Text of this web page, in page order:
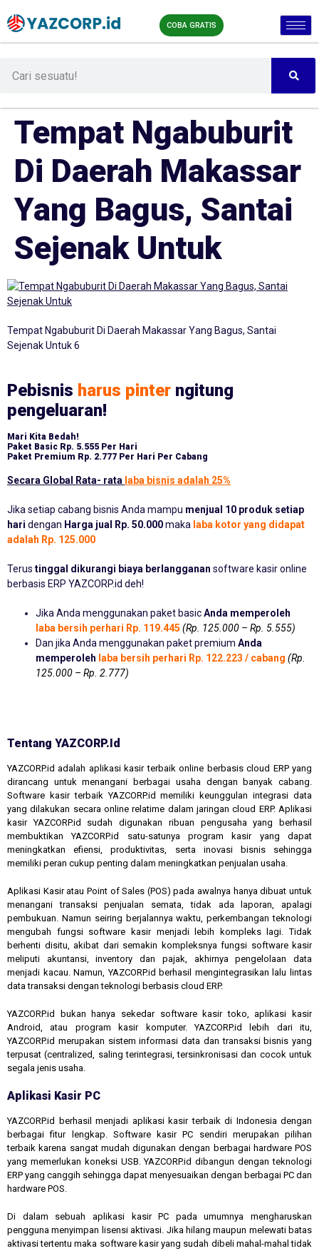
COBA GRATIS
Tempat Ngabuburit
Di Daerah Makassar
Yang Bagus, Santai
Sejenak Untuk
Tempat Ngabuburit Di Daerah Makassar Yang Bagus, Santai
Sejenak Untuk 6
Pebisnis harus pinter ngitung
pengeluaran!
Mari Kita Bedah!
Paket Basic Rp. 5.555 Per Hari
Paket Premium Rp. 2.777 Per Hari Per Cabang
Secara Global Rata- rata laba bisnis adalah 25%
Jika setiap cabang bisnis Anda mampu menjual 10 produk setiap
hari dengan Harga jual Rp. 50.000maka laba kotor yang didapat
adalah Rp. 125.000
Terus tinggal dikurangi biaya berlangganan software kasir online
berbasis ERP YAZCORP.id deh!
Jika Anda menggunakan paket basicAnda memperoleh
laba bersih perhari Rp. 119.445 (Rp. 125.000 – Rp. 5.555)
Dan jika Anda menggunakan paket premium Anda
memperoleh laba bersih perhari Rp. 122.223 / cabang (Rp.
125.000 – Rp. 2.777)
Tentang YAZCORP.id
YAZCORP.id adalah aplikasi kasir terbaik online berbasis cloud ERP yang
dirancang untuk menangani berbagai usaha dengan banyak cabang.
Software kasir terbaik YAZCORP.id memiliki keunggulan integrasi data
yang dilakukan secara online relatime dalam jaringan cloud ERP. Aplikasi
kasir YAZCORP.id sudah digunakan ribuan pengusaha yang berhasil
membuktikan YAZCORP.id satu-satunya program kasir yang dapat
meningkatkan efiensi, produktivitas, serta inovasi bisnis sehingga
memiliki peran cukup penting dalam meningkatkan penjualan usaha.
Aplikasi Kasir atau Point of Sales (POS) pada awalnya hanya dibuat untuk
menangani transaksi penjualan semata, tidak ada laporan, apalagi
pembukuan. Namun seiring berjalannya waktu, perkembangan teknologi
mengubah fungsi software kasir menjadi lebih kompleks lagi. Tidak
berhenti disitu, akibat dari semakin kompleksnya fungsi software kasir
meliputi akuntansi, inventory dan pajak, akhirnya pengelolaan data
menjadi kacau. Namun, YAZCORP.id berhasil mengintegrasikan lalu lintas
data transaksi dengan teknologi berbasis cloud ERP.
YAZCORP.id bukan hanya sekedar software kasir toko, aplikasi kasir
Android, atau program kasir komputer. YAZCORP.id lebih dari itu,
YAZCORP.id merupakan sistem informasi data dan transaksi bisnis yang
terpusat (centralized, saling terintegrasi, tersinkronisasi dan cocok untuk
segala jenis usaha.
Aplikasi Kasir PC
YAZCORP.id berhasil menjadi aplikasi kasir terbaik di Indonesia dengan
berbagai fitur lengkap. Software kasir PC sendiri merupakan pilihan
terbaik karena sangat mudah digunakan dengan berbagai hardware POS
yang memerlukan koneksi USB. YAZCORP.id dibangun dengan teknologi
ERP yang canggih sehingga dapat menyesuaikan dengan berbagai PC dan
hardware POS.
Di dalam sebuah aplikasi kasir PC pada umumnya mengharuskan
pengguna menyimpan lisensi aktivasi. Jika hilang maupun melewati batas
aktivasi tertentu maka software kasir yang sudah dibeli mahal-mahal tidak